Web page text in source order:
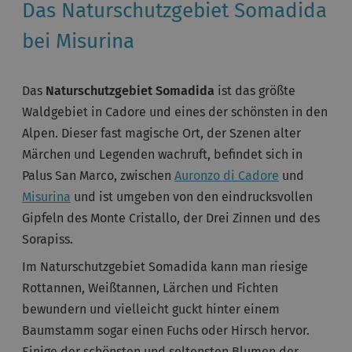
Das Naturschutzgebiet Somadida
bei Misurina
Das Naturschutzgebiet Somadida ist das größte
Waldgebiet in Cadore und eines der schönsten in den
Alpen. Dieser fast magische Ort, der Szenen alter
Märchen und Legenden wachruft, befindet sich in
Palus San Marco, zwischen Auronzo di Cadore und
Misurina und ist umgeben von den eindrucksvollen
Gipfeln des Monte Cristallo, der Drei Zinnen und des
Sorapiss.
Im Naturschutzgebiet Somadida kann man riesige
Rottannen, Weißtannen, Lärchen und Fichten
bewundern und vielleicht guckt hinter einem
Baumstamm sogar einen Fuchs oder Hirsch hervor.